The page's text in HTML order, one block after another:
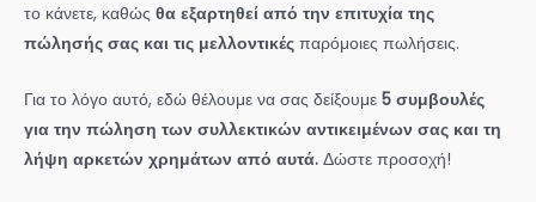
το κάνετε, καθώς θα εξαρτηθεί από την επιτυχία της
πώλησής σας και τις μελλοντικές παρόμοιες πωλήσεις.
Για το λόγο αυτό, εδώ θέλουμε να σας δείξουμε 5 συμβουλές
για την πώληση των συλλεκτικών αντικειμένων σας και τη
λήψη αρκετών χρημάτων από αυτά. Δώστε προσοχή!